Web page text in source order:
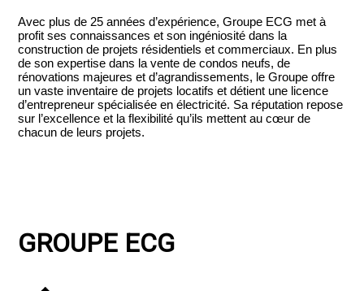
Avec plus de 25 années d’expérience, Groupe ECG met à
profit ses connaissances et son ingéniosité dans la
construction de projets résidentiels et commerciaux. En plus
de son expertise dans la vente de condos neufs, de
rénovations majeures et d’agrandissements, le Groupe offre
un vaste inventaire de projets locatifs et détient une licence
d’entrepreneur spécialisée en électricité. Sa réputation repose
sur l’excellence et la flexibilité qu’ils mettent au cœur de
chacun de leurs projets.
GROUPE ECG